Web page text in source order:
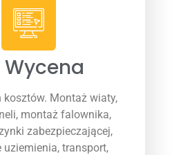
Wycena
kosztów. Montaż wiaty,
montaż falownika,
zabezpieczającej,
uziemienia, transport,